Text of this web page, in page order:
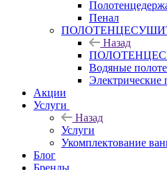
Пенал
Назад
Водяные
Электрические
Акции
Услуги
Назад
Услуги
Укомплектование
Блог
Бренды